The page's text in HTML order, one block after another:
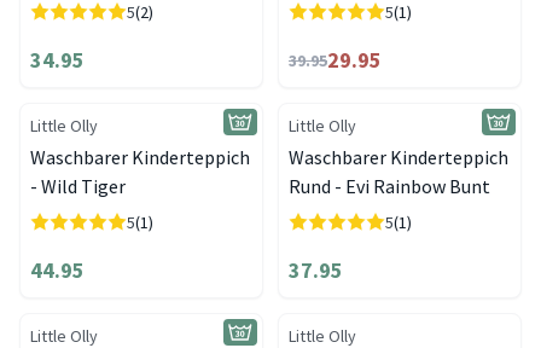
5(2)
34.95
5(1)
39.9529.95
Little Olly
Waschbarer Kinderteppich
- Wild Tiger
5(1)
44.95
Little Olly
Waschbarer Kinderteppich
Rund - Evi Rainbow Bunt
5(1)
37.95
Little Olly Little Olly